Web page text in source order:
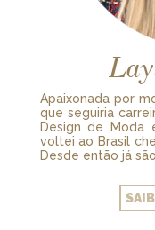
Apaixonada por
que seguiria
Design de Moda
voltei ao Brasil
Desde então já